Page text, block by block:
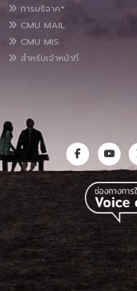
การบริจาค*
CMU MAIL
CMU MIS
สำหรับเจ้าหน้าที่